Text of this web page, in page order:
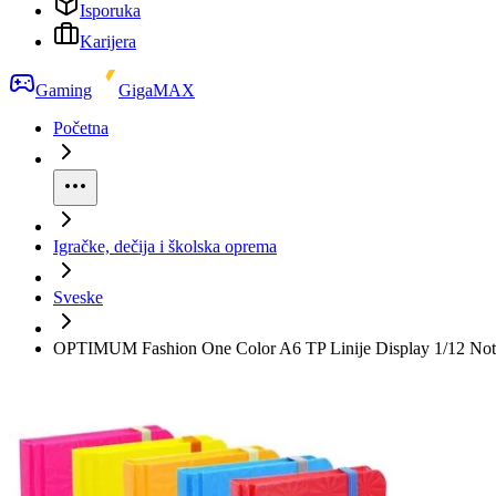
Isporuka
Karijera
Gaming
GigaMAX
Početna
Igračke, dečija i školska oprema
Sveske
OPTIMUM Fashion One Color A6 TP Linije Display 1/12